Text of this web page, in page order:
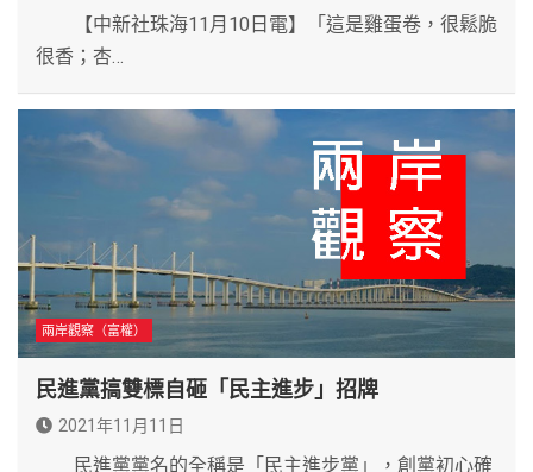
【中新社珠海11月10日電】「這是雞蛋卷，很鬆脆
很香；杏…
兩岸觀察（富權）
民進黨搞雙標自砸「民主進步」招牌
2021年11月11日
民進黨黨名的全稱是「民主進步黨」，創黨初心確